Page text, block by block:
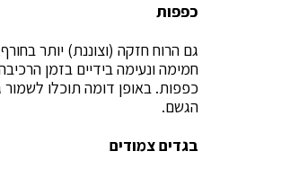
כפפות
גם הרוח חזקה (וצוננת) יותר
חמימה ונעימה בידיים בזמן
כפפות. באופן דומה תוכלו לשמור
הגשם.
בגדים צמודים